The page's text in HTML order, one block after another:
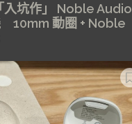
入坑作」 Noble Audio
10mm 動圈 + Noble